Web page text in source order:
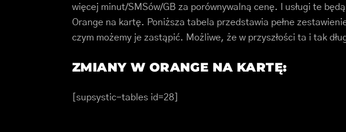
więcej minut/SMSów/GB za porównywalną cenę. I usługi te
Orange na kartę. Poniższa tabela przedstawia pełne
czym możemy je zastąpić. Możliwe, że w przyszłości ta i tak
ZMIANY W ORANGE NA KARTĘ:
[supsystic-tables id=28]